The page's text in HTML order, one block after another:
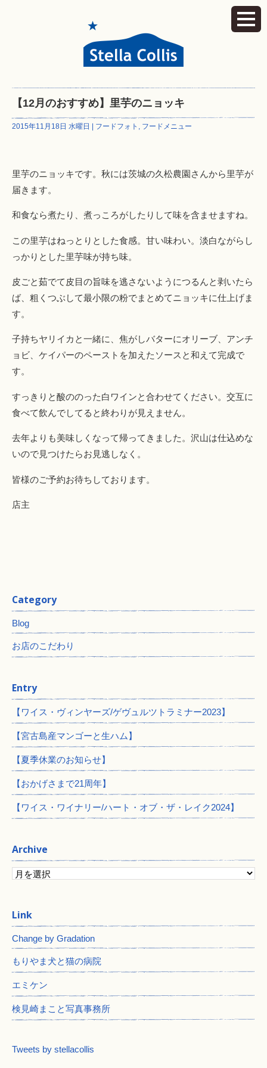
【12月のおすすめ】里芋のニョッキ
2015年11月18日 水曜日 | フードフォト , フードメニュー
里芋のニョッキです。秋には茨城の久松農園さんから里芋が
届きます。
和食なら煮たり、煮っころがしたりして味を含ませますね。
この里芋はねっとりとした食感。甘い味わい。淡白ながらし
っかりとした里芋味が持ち味。
皮ごと茹でて皮目の旨味を逃さないようにつるんと剥いたら
ば、粗くつぶして最小限の粉でまとめてニョッキに仕上げま
す。
子持ちヤリイカと一緒に、焦がしバターにオリーブ、アンチ
ョビ、ケイパーのペーストを加えたソースと和えて完成で
す。
すっきりと酸ののった白ワインと合わせてください。交互に
食べて飲んでしてると終わりが見えません。
去年よりも美味しくなって帰ってきました。沢山は仕込めな
いので見つけたらお見逃しなく。
皆様のご予約お待ちしております。
店主
Category
Blog
お店のこだわり
Entry
【ワイス・ヴィンヤーズ/ゲヴュルツトラミナー2023】
【宮古島産マンゴーと生ハム】
【夏季休業のお知らせ】
【おかげさまで21周年】
【ワイス・ワイナリー/ハート・オブ・ザ・レイク2024】
Archive
Change by Gradation
もりやま犬と猫の病院
エミケン
検見崎まこと写真事務所
Tweets by stellacollis